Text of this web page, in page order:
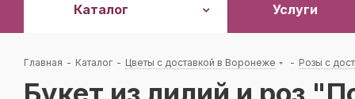
Каталог Услуги
Главная - Каталог - Цветы с доставкой в Воронеже - Розы с